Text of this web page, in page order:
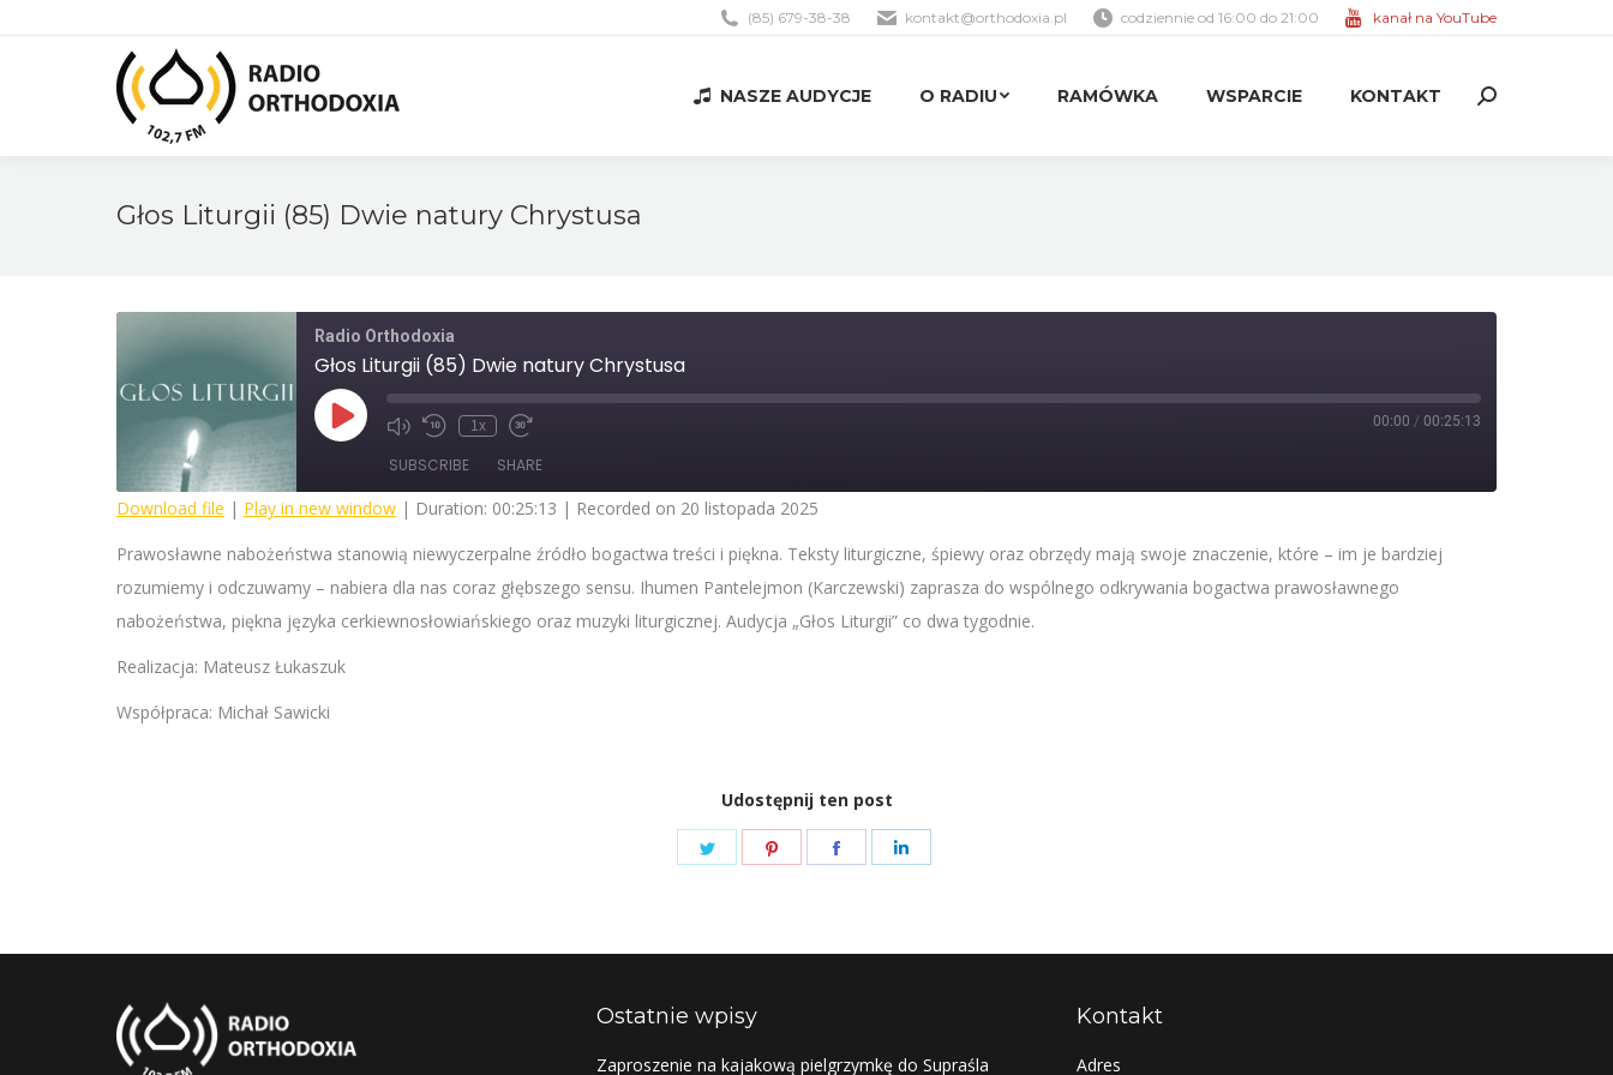
(85) 679-38-38 kontakt@orthodoxia.pl codziennie od 16:00 do 21:00 kanał na YouTube
NASZE AUDYCJE O RADIU RAMÓWKA WSPARCIE KONTAKT Search:
Głos Liturgii (85) Dwie natury Chrystusa
Radio Orthodoxia
Głos Liturgii (85) Dwie natury Chrystusa
Play
Episode Mute/Unmute
Rewind
Seconds
1x
Fast
30
seconds
00:00 / 00:25:13
SUBSCRIBE SHARE
RSS FEED
LINK
Download file | Play in new window | Duration: 00:25:13 | Recorded on 20 listopada 2025
Prawosławne nabożeństwa stanowią niewyczerpalne źródło bogactwa treści i piękna. Teksty liturgiczne, śpiewy oraz obrzędy mają swoje znaczenie, które – im je bardziej
rozumiemy i odczuwamy – nabiera dla nas coraz głębszego sensu. Ihumen Pantelejmon (Karczewski) zaprasza do wspólnego odkrywania bogactwa prawosławnego
nabożeństwa, piękna języka cerkiewnosłowiańskiego oraz muzyki liturgicznej. Audycja „Głos Liturgii” co dwa tygodnie.
Realizacja: Mateusz Łukaszuk
Współpraca: Michał Sawicki
Udostępnij ten post
Share
Share
Share
Ostatnie wpisy
Zaproszenie na kajakową pielgrzymkę do Supraśla
Kontakt
Adres